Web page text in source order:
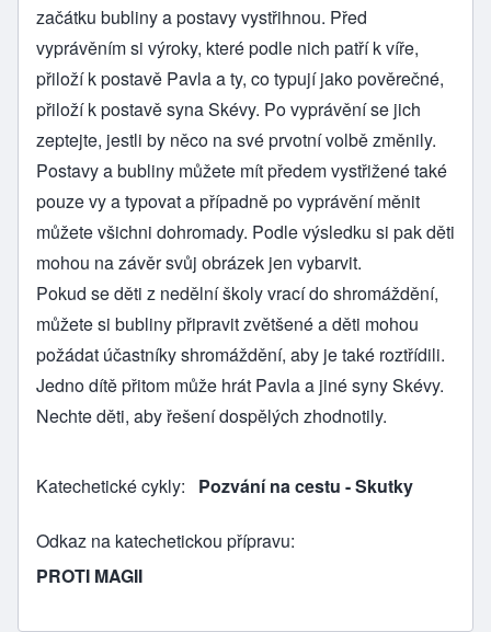
začátku bubliny a postavy vystřihnou. Před
vyprávěním si výroky, které podle nich patří k víře,
přiloží k postavě Pavla a ty, co typují jako pověrečné,
přiloží k postavě syna Skévy. Po vyprávění se jich
zeptejte, jestli by něco na své prvotní volbě změnily.
Postavy a bubliny můžete mít předem vystřižené také
pouze vy a typovat a případně po vyprávění měnit
můžete všichni dohromady. Podle výsledku si pak děti
mohou na závěr svůj obrázek jen vybarvit.
Pokud se děti z nedělní školy vrací do shromáždění,
můžete si bubliny připravit zvětšené a děti mohou
požádat účastníky shromáždění, aby je také roztřídili.
Jedno dítě přitom může hrát Pavla a jiné syny Skévy.
Nechte děti, aby řešení dospělých zhodnotily.
Katechetické cykly Pozvání na cestu - Skutky
Odkaz na katechetickou přípravu
PROTI MAGII